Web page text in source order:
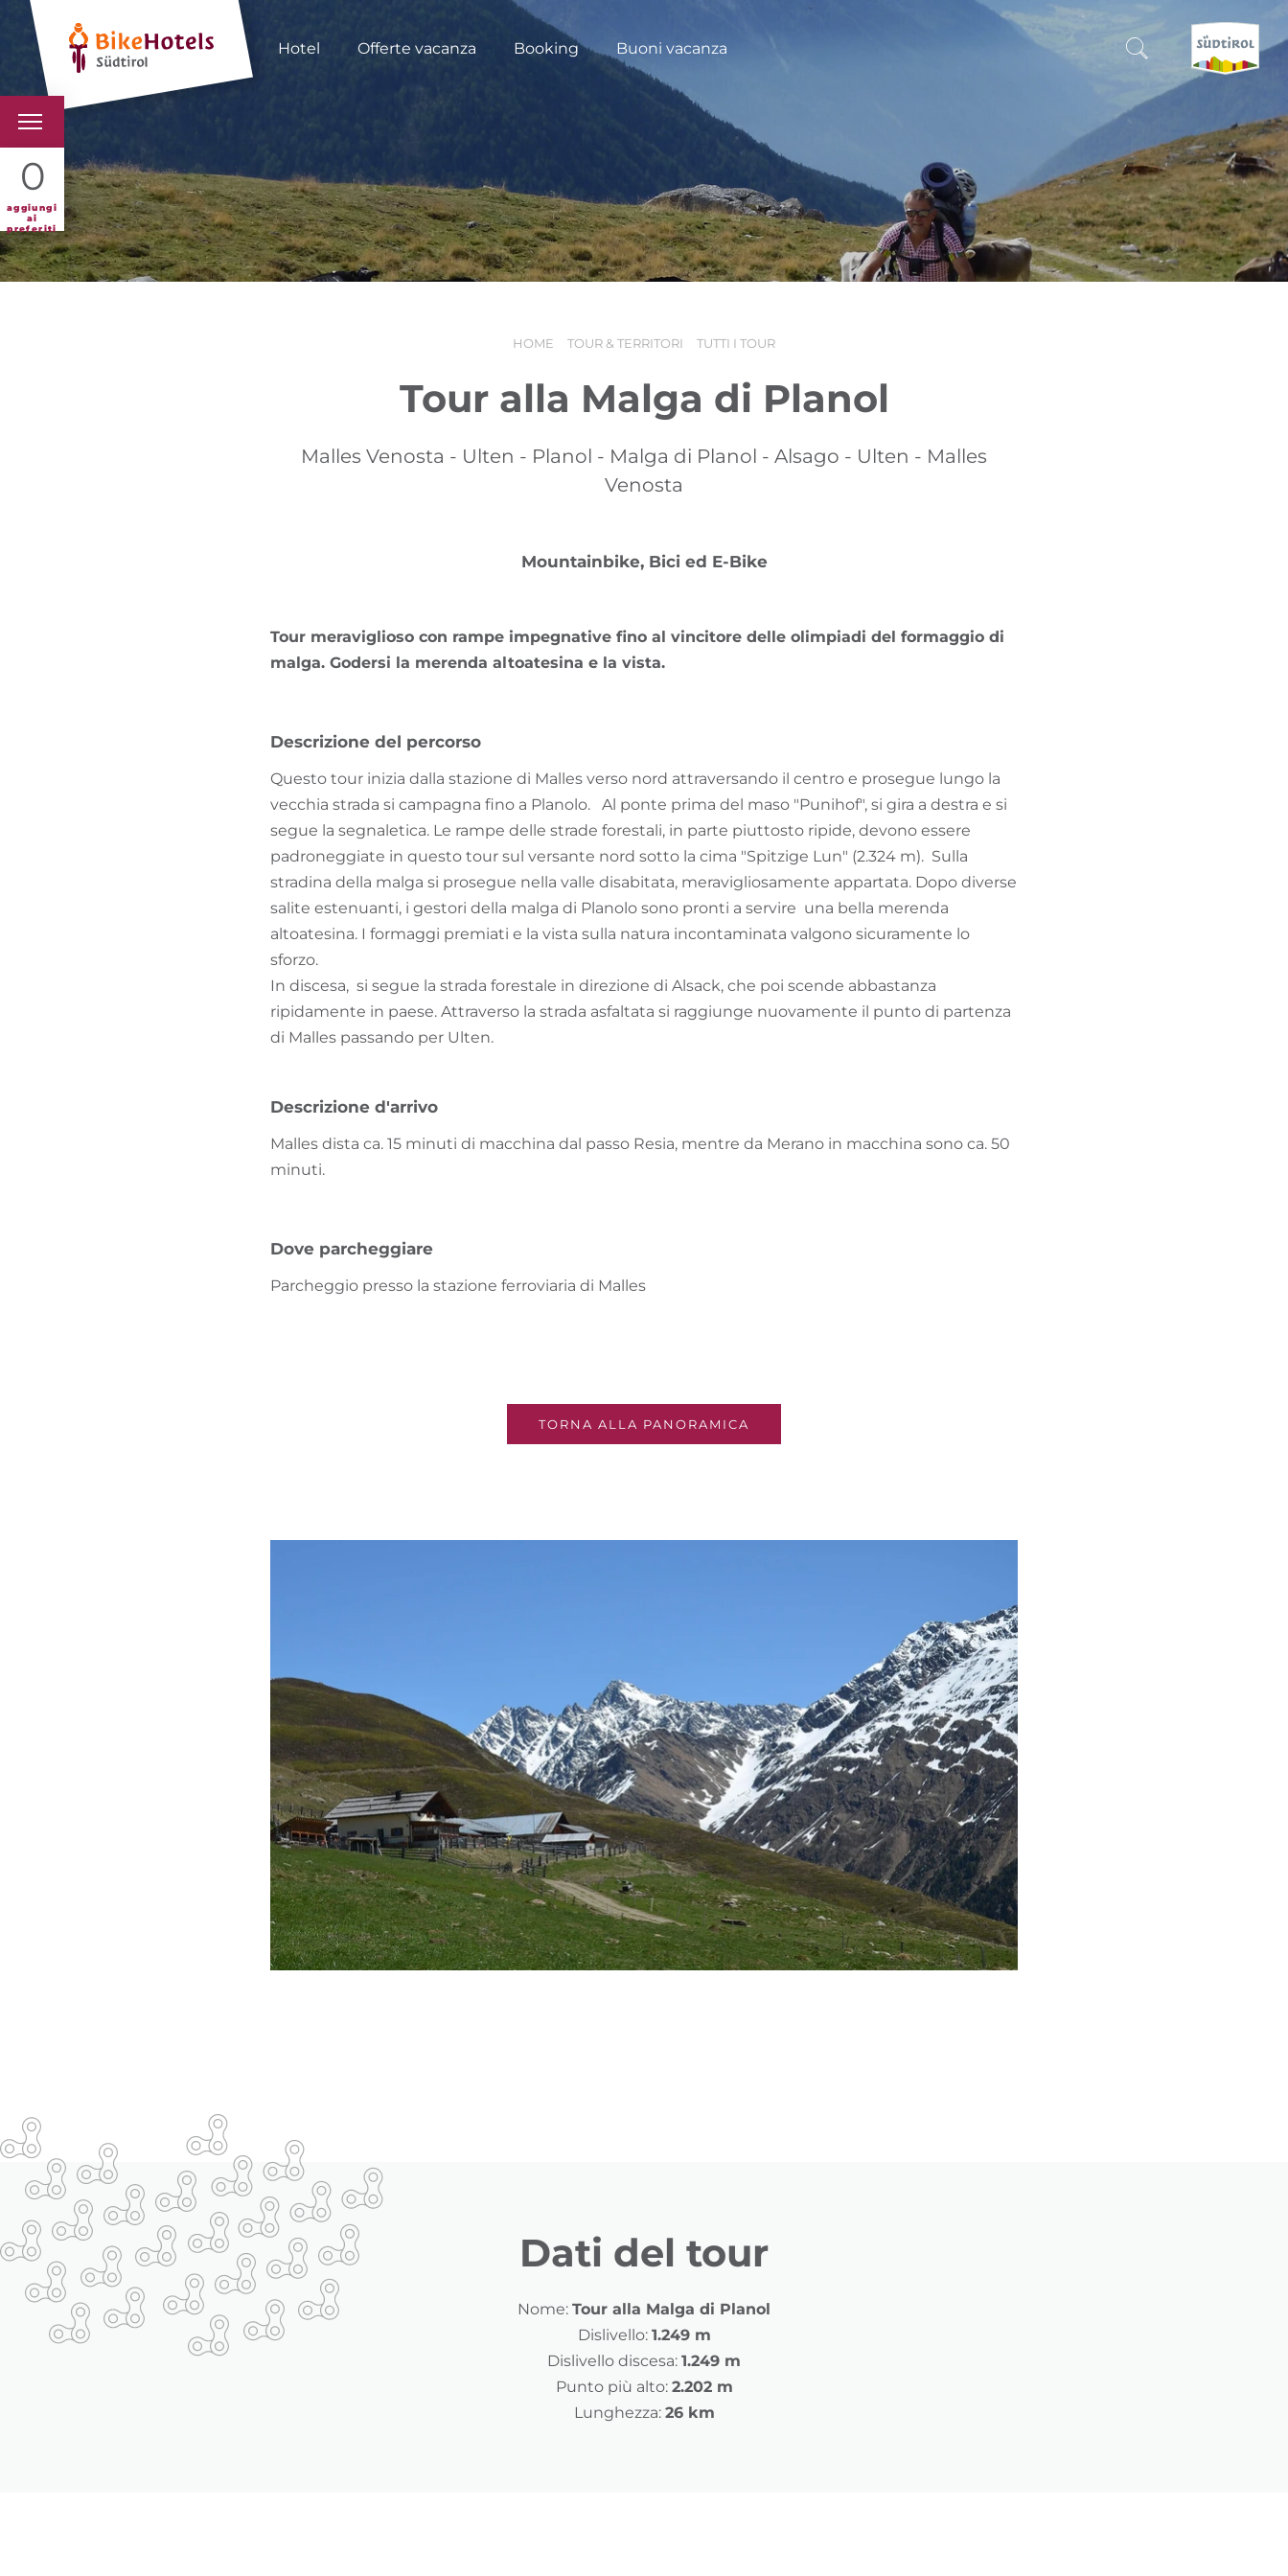
Hotel Offerte vacanza Booking Buoni vacanza
0
aggiungi
ai
preferiti
BIKEHOTELS
HOTELS & PACCHETTI
TOUR & TERRITORI
CERCA E PRENOTA
SCOPRI L'ALTO ADIGE
QUANDO?
-
HOME TOUR & TERRITORI TUTTI I TOUR
Tour alla Malga di Planol
Malles Venosta - Ulten - Planol - Malga di Planol - Alsago - Ulten - Malles
Venosta
Mountainbike, Bici ed E-Bike
Tour meraviglioso con rampe impegnative fino al vincitore delle olimpiadi del formaggio di
malga. Godersi la merenda altoatesina e la vista.
Descrizione del percorso
Questo tour inizia dalla stazione di Malles verso nord attraversando il centro e prosegue lungo la
vecchia strada si campagna fino a Planolo. Al ponte prima del maso "Punihof", si gira a destra e si
segue la segnaletica. Le rampe delle strade forestali, in parte piuttosto ripide, devono essere
padroneggiate in questo tour sul versante nord sotto la cima "Spitzige Lun" (2.324 m). Sulla
stradina della malga si prosegue nella valle disabitata, meravigliosamente appartata. Dopo diverse
salite estenuanti, i gestori della malga di Planolo sono pronti a servire una bella merenda
altoatesina. I formaggi premiati e la vista sulla natura incontaminata valgono sicuramente lo
sforzo.
In discesa, si segue la strada forestale in direzione di Alsack, che poi scende abbastanza
ripidamente in paese. Attraverso la strada asfaltata si raggiunge nuovamente il punto di partenza
di Malles passando per Ulten.
Descrizione d'arrivo
Malles dista ca. 15 minuti di macchina dal passo Resia, mentre da Merano in macchina sono ca. 50
minuti.
Dove parcheggiare
Parcheggio presso la stazione ferroviaria di Malles
TORNA ALLA PANORAMICA
Dati del tour
Nome: Tour alla Malga di Planol
Dislivello: 1.249 m
Dislivello discesa: 1.249 m
Punto più alto: 2.202 m
Lunghezza: 26 km